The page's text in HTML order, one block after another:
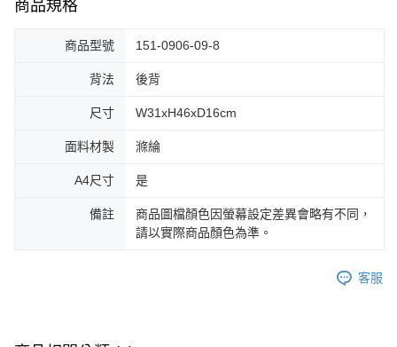
商品規格
商品型號 151-0906-09-8
背法 後背
尺寸 W31xH46xD16cm
面料材製 滌綸
A4尺寸 是
備註
商品圖檔顏色因螢幕設定差異會略有不同，
請以實際商品顏色為準。
客服